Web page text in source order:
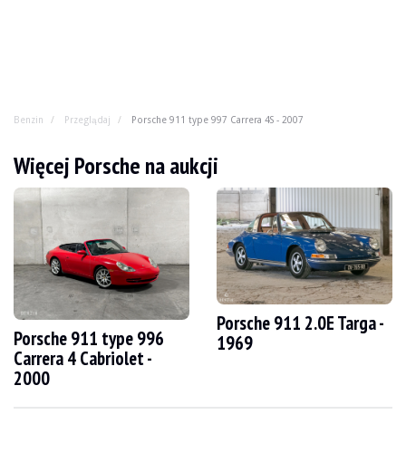
Benzin Przeglądaj Porsche 911 type 997 Carrera 4S - 2007
Porsche 911 type 997 Carrera 4S -
Nowoczesny, ale już klasyczny samochód? Model
ROK 2007
PRZEBIEG 107 500 km
SILNIK
PALIWO Benzyna
PRZEMIESZCZENIE 3.8 l
BOX
KOLOR
Więcej Porsche na aukcji
Porsche 911 type 996
Carrera 4 Cabriolet -
2000
Porsche 911 2.0E Targa -
1969